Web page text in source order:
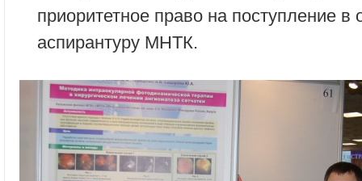
приоритетное право на поступление в
аспирантуру МНТК.